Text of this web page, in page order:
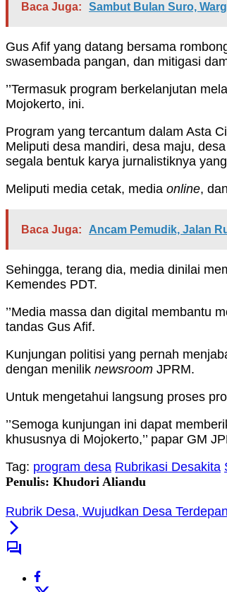
Baca Juga: Sambut Bulan Suro,
Gus Afif yang datang bersama
swasembada pangan, dan mitigasi
’’Termasuk program berkelanjutan
Mojokerto, ini.
Program yang tercantum dalam Asta
Meliputi desa mandiri, desa maju,
segala bentuk karya jurnalistiknya
Meliputi media cetak, media online,
Baca Juga: Ancam Pemudik, Jalan
Sehingga, terang dia, media dinilai
Kemendes PDT.
’’Media massa dan digital membantu
tandas Gus Afif.
Kunjungan politisi yang pernah
dengan menilik newsroom JPRM.
Untuk mengetahui langsung proses
’’Semoga kunjungan ini dapat
khususnya di Mojokerto,’’ papar GM
Tag: program desa Rubrikasi Desakita
Penulis: Khudori Aliandu
Rubrik Desa, Wujudkan Desa